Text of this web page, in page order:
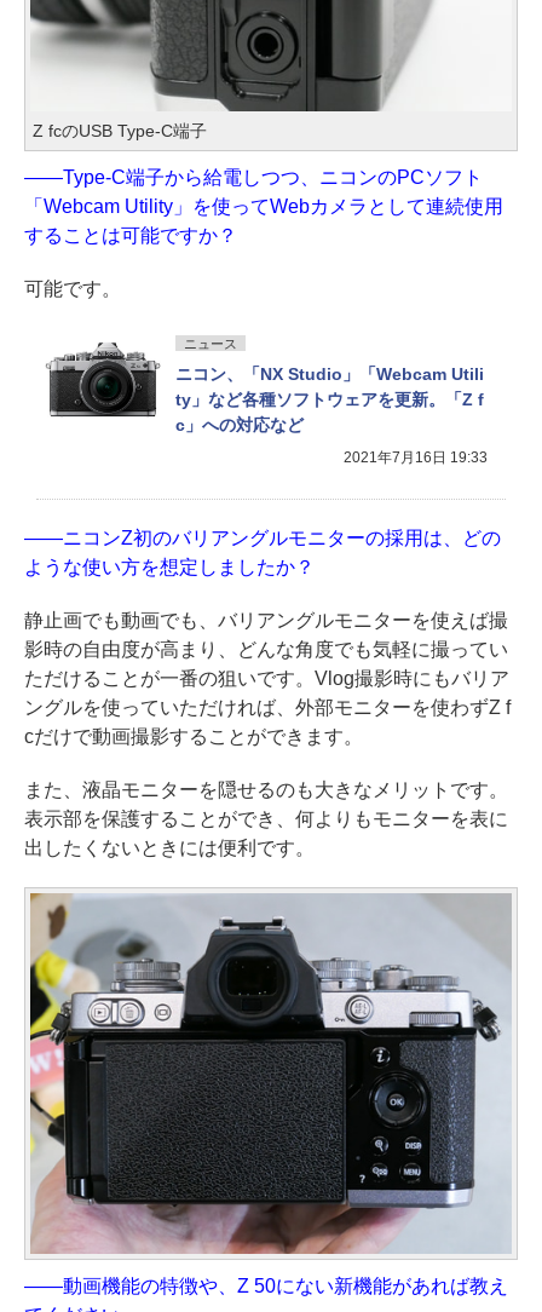
Z fcのUSB Type-C端子
——Type-C端子から給電しつつ、ニコンのPCソフト
「Webcam Utility」を使ってWebカメラとして連続使用
することは可能ですか？
可能です。
ニュース
ニコン、「NX Studio」「Webcam Utili
ty」など各種ソフトウェアを更新。「Z f
c」への対応など
2021年7月16日 19:33
——ニコンZ初のバリアングルモニターの採用は、どの
ような使い方を想定しましたか？
静止画でも動画でも、バリアングルモニターを使えば撮
影時の自由度が高まり、どんな角度でも気軽に撮ってい
ただけることが一番の狙いです。Vlog撮影時にもバリア
ングルを使っていただければ、外部モニターを使わずZ f
cだけで動画撮影することができます。
また、液晶モニターを隠せるのも大きなメリットです。
表示部を保護することができ、何よりもモニターを表に
出したくないときには便利です。
——動画機能の特徴や、Z 50にない新機能があれば教え